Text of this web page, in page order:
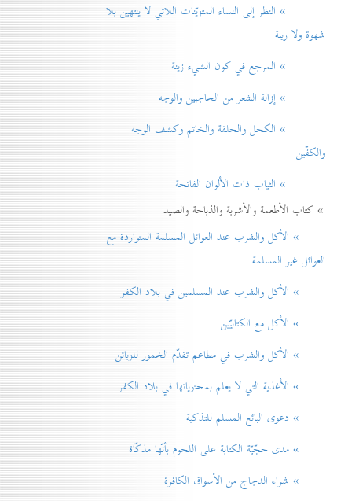
» النظر إلی النساء المتزيّنات اللاتي لا ينتهين بلا
شهوة ولا ريبة
» المرجع في كون الشيء زينة
» إزالة الشعر من الحاجبين والوجه
» الكحل والحلقة والخاتم وكشف الوجه
والكفّين
» الثياب ذات الألوان الفاتحة
» كتاب الأطعمة والأشربة والذباحة والصيد
» الأكل والشرب عند العوائل المسلمة المتواردة مع
العوائل غير المسلمة
» الأكل والشرب عند المسلمين في بلاد الكفر
» الأكل مع الكتابيّين
» الأكل والشرب في مطاعم تقدّم الخمور للزبائن
» الأغذية التي لا يعلم بمحتوياتها في بلاد الكفر
» دعوی البائع المسلم للتذكية
» مدی حجّيّة الكتابة على اللحوم بأنّها مذكّاة
» شراء الدجاج من الأسواق الكافرة